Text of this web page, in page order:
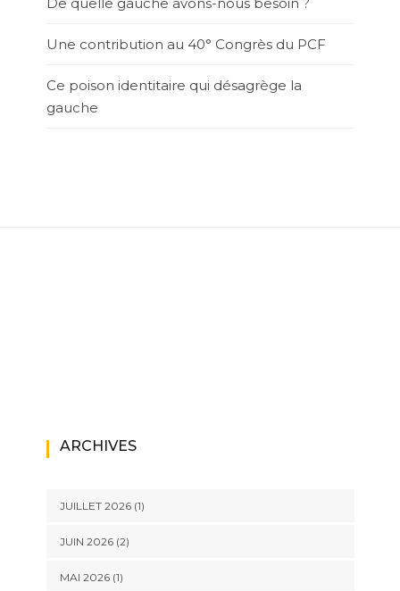
Une contribution au 40° Congrès du PCF
Ce poison identitaire qui désagrège la
gauche
ARCHIVES
JUILLET 2026(1)
JUIN 2026(2)
MAI 2026(1)